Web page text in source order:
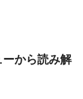
から読み解